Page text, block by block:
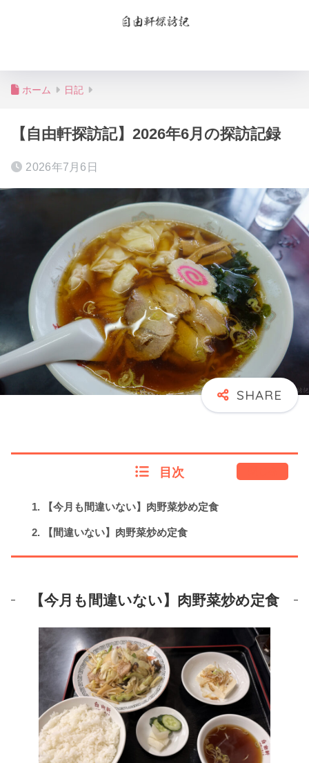
ホーム 日記
【自由軒探訪記】2026年6月の探訪記録
2026年7月6日
目次
【今月も間違いない】肉野菜炒め定食
【間違いない】肉野菜炒め定食
【今月も間違いない】肉野菜炒め定食